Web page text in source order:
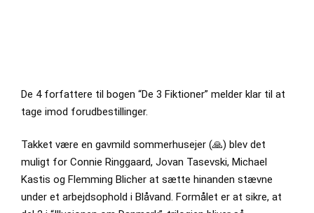
De 4 forfattere til bogen “De 3 Fiktioner” melder klar til at
tage imod forudbestillinger.
Takket være en gavmild sommerhusejer (🙏) blev det
muligt for Connie Ringgaard, Jovan Tasevski, Michael
Kastis og Flemming Blicher at sætte hinanden stævne
under et arbejdsophold i Blåvand. Formålet er at sikre, at